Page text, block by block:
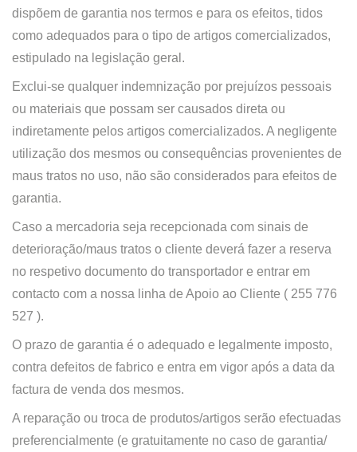
dispõem de garantia nos termos e para os efeitos, tidos
como adequados para o tipo de artigos comercializados,
estipulado na legislação geral.
Exclui-se qualquer indemnização por prejuízos pessoais
ou materiais que possam ser causados direta ou
indiretamente pelos artigos comercializados. A negligente
utilização dos mesmos ou consequências provenientes de
maus tratos no uso, não são considerados para efeitos de
garantia.
Caso a mercadoria seja recepcionada com sinais de
deterioração/maus tratos o cliente deverá fazer a reserva
no respetivo documento do transportador e entrar em
contacto com a nossa linha de Apoio ao Cliente ( 255 776
527 ).
O prazo de garantia é o adequado e legalmente imposto,
contra defeitos de fabrico e entra em vigor após a data da
factura de venda dos mesmos.
A reparação ou troca de produtos/artigos serão efectuadas
preferencialmente (e gratuitamente no caso de garantia/